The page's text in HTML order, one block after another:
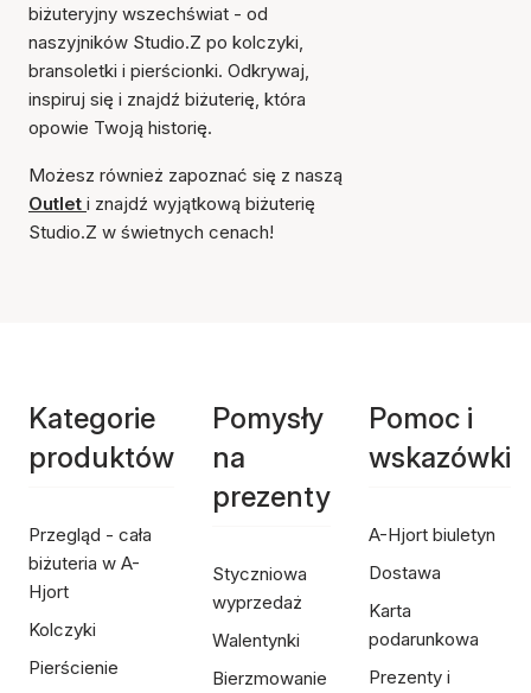
biżuteryjny wszechświat - od
naszyjników Studio.Z po kolczyki,
bransoletki i pierścionki. Odkrywaj,
inspiruj się i znajdź biżuterię, która
opowie Twoją historię.
Możesz również zapoznać się z naszą
Outlet i znajdź wyjątkową biżuterię
Studio.Z w świetnych cenach!
Kategorie
produktów
Przegląd - cała
biżuteria w A-
Hjort
Kolczyki
Pierścienie
Pomysły
na
prezenty
Styczniowa
wyprzedaż
Walentynki
Bierzmowanie
Pomoc i
wskazówki
A-Hjort biuletyn
Dostawa
Karta
podarunkowa
Prezenty i